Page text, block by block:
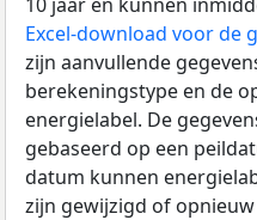
Excel-download voor de
zijn aanvullende
berekeningstype en de
energielabel. De
gebaseerd op een
datum kunnen
zijn gewijzigd of